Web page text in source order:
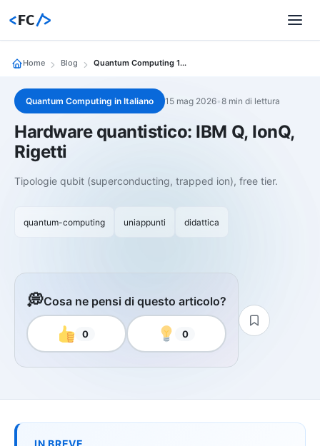
<FC/>
Home Blog Quantum Computing 10 Hardware Quantistico Ibm Q Ionq Rigetti
Quantum Computing in Italiano 15 mag 2026•8 min di lettura
Hardware quantistico: IBM Q, IonQ,
Rigetti
Tipologie qubit (superconducting, trapped ion), free tier.
quantum-computing uniappunti didattica
💭Cosa ne pensi di questo articolo?
0 0